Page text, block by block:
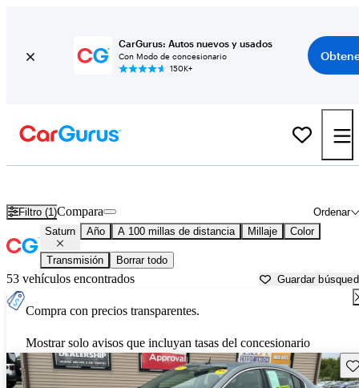
CarGurus: Autos nuevos y usados
Con Modo de concesionario
150K+
Filtro (1) Ordenar
Compara
Saturn Año A 100 millas de distancia Millaje Color
Transmisión Borrar todo
53 vehículos encontrados Guardar
Compra con precios transparentes.
Mostrar solo avisos que incluyan tasas del concesionario